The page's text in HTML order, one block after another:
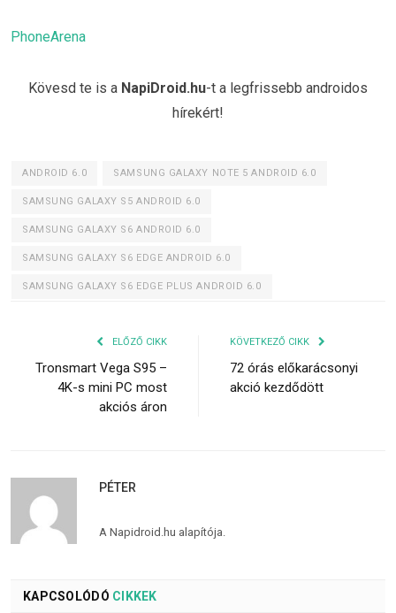
PhoneArena
Kövesd te is a NapiDroid.hu-t a legfrissebb androidos
hírekért!
ANDROID 6.0 SAMSUNG GALAXY NOTE 5 ANDROID 6.0
SAMSUNG GALAXY S5 ANDROID 6.0
SAMSUNG GALAXY S6 ANDROID 6.0
SAMSUNG GALAXY S6 EDGE ANDROID 6.0
SAMSUNG GALAXY S6 EDGE PLUS ANDROID 6.0
ELŐZŐ CIKK
Tronsmart Vega S95 –
4K-s mini PC most
akciós áron
KÖVETKEZŐ CIKK
72 órás előkarácsonyi
akció kezdődött
PÉTER
A Napidroid.hu alapítója.
KAPCSOLÓDÓ CIKKEK